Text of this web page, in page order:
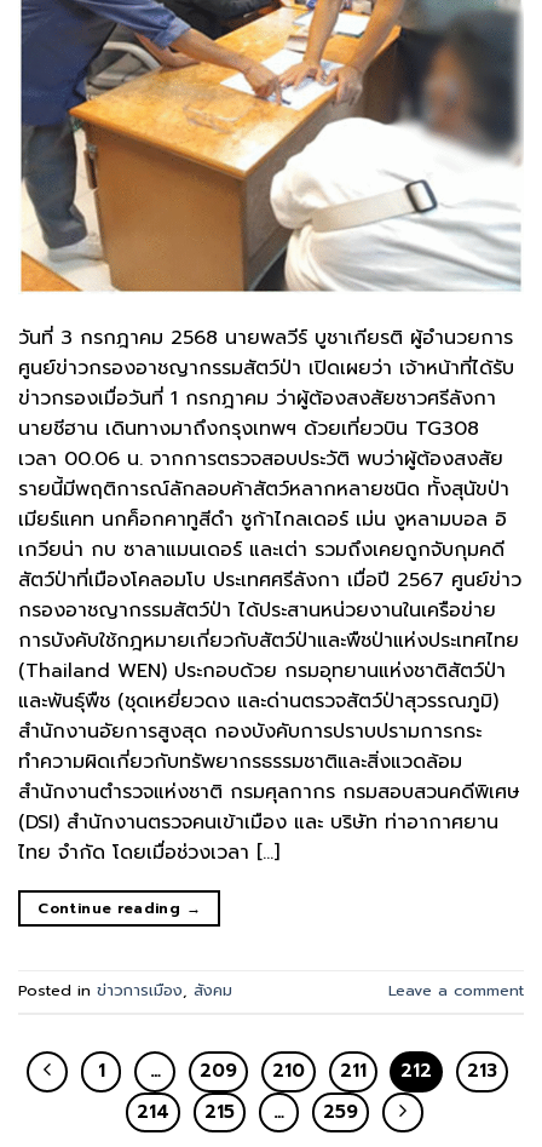
วันที่ 3 กรกฎาคม 2568 นายพลวีร์ บูชาเกียรติ ผู้อำนวยการ
ศูนย์ข่าวกรองอาชญากรรมสัตว์ป่า เปิดเผยว่า เจ้าหน้าที่ได้รับ
ข่าวกรองเมื่อวันที่ 1 กรกฎาคม ว่าผู้ต้องสงสัยชาวศรีลังกา
นายชีฮาน เดินทางมาถึงกรุงเทพฯ ด้วยเที่ยวบิน TG308
เวลา 00.06 น. จากการตรวจสอบประวัติ พบว่าผู้ต้องสงสัย
รายนี้มีพฤติการณ์ลักลอบค้าสัตว์หลากหลายชนิด ทั้งสุนัขป่า
เมียร์แคท นกค็อกคาทูสีดำ ชูก้าไกลเดอร์ เม่น งูหลามบอล อิ
เกวียน่า กบ ซาลาแมนเดอร์ และเต่า รวมถึงเคยถูกจับกุมคดี
สัตว์ป่าที่เมืองโคลอมโบ ประเทศศรีลังกา เมื่อปี 2567 ศูนย์ข่าว
กรองอาชญากรรมสัตว์ป่า ได้ประสานหน่วยงานในเครือข่าย
การบังคับใช้กฎหมายเกี่ยวกับสัตว์ป่าและพืชป่าแห่งประเทศไทย
(Thailand WEN) ประกอบด้วย กรมอุทยานแห่งชาติสัตว์ป่า
และพันธุ์พืช (ชุดเหยี่ยวดง และด่านตรวจสัตว์ป่าสุวรรณภูมิ)
สำนักงานอัยการสูงสุด กองบังคับการปราบปรามการกระ
ทำความผิดเกี่ยวกับทรัพยากรธรรมชาติและสิ่งแวดล้อม
สำนักงานตำรวจแห่งชาติ กรมศุลกากร กรมสอบสวนคดีพิเศษ
(DSI) สำนักงานตรวจคนเข้าเมือง และ บริษัท ท่าอากาศยาน
ไทย จำกัด โดยเมื่อช่วงเวลา […]
Continue reading →
Posted in ข่าวการเมือง, สังคม Leave a comment
1 … 209 210 211 212
213
214
215 … 259